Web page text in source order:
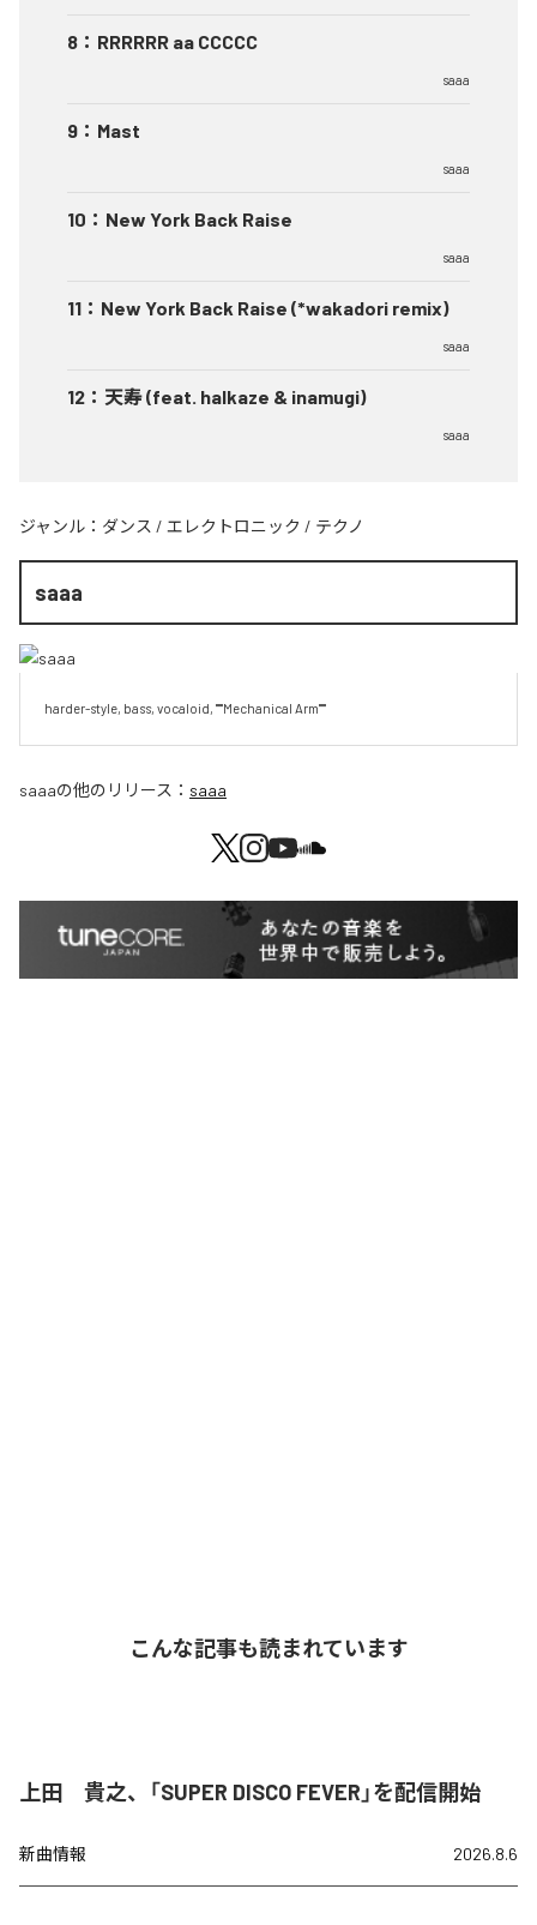
8 ： RRRRRR aa CCCCC
saaa
9 ： Mast
saaa
10 ： New York Back Raise
saaa
11 ： New York Back Raise (*wakadori remix)
saaa
12 ： 天寿 (feat. halkaze & inamugi)
saaa
ジャンル： ダンス / エレクトロニック / テクノ
saaa
harder-style, bass, vocaloid, """Mechanical Arm"""
saaaの他のリリース： saaa
こんな記事も読まれています
上田 貴之、「SUPER DISCO FEVER」を配信開始
新曲情報 2026.8.6